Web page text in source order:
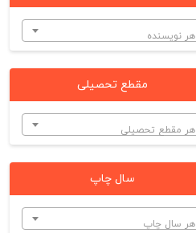
هر نویسنده
مقطع تحصیلی
هر مقطع تحصیلی
سال چاپ
هر سال چاپ